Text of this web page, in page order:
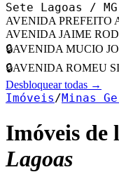
Sete Lagoas / MG
AVENIDA PREFEITO
AVENIDA JAIME
🔒AVENIDA MUCIO
🔒AVENIDA ROMEU
Desbloquear todas →
Imóveis/Minas
Imóveis de
Lagoas